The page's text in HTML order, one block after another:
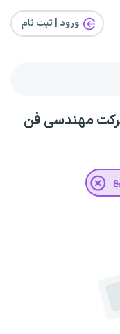
ورود | ثبت‌ نام
مهندسی فن